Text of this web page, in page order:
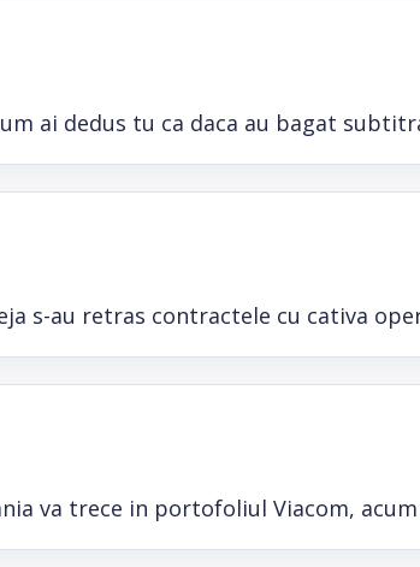
ai dedus tu ca daca au bagat
s-au retras contractele cu cativa
va trece in portofoliul Viacom, acum